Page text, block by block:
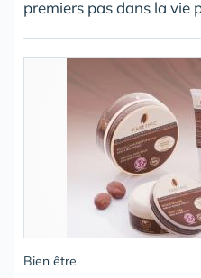
premiers pas dans la vie
Bien être